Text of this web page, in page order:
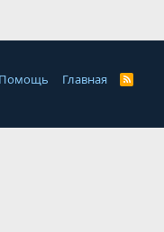
Помощь Главная